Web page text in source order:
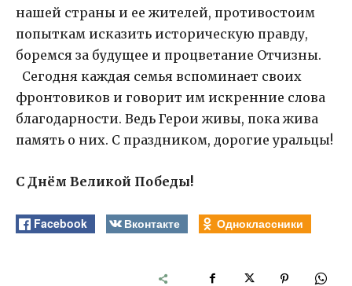
нашей страны и ее жителей, противостоим
попыткам исказить историческую правду,
боремся за будущее и процветание Отчизны.
Сегодня каждая семья вспоминает своих
фронтовиков и говорит им искренние слова
благодарности. Ведь Герои живы, пока жива
память о них. С праздником, дорогие уральцы!
С Днём Великой Победы!
Facebook Вконтакте Одноклассники